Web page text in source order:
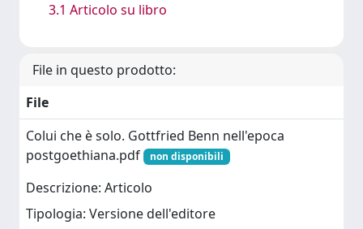
3.1 Articolo su libro
File in questo prodotto:
File
Colui che è solo. Gottfried Benn nell'epoca
postgoethiana.pdf
non disponibili
Descrizione: Articolo
Tipologia: Versione dell'editore